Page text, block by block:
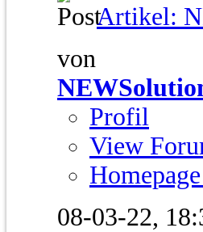
Artikel:
von
Profil
View
08-03-22,